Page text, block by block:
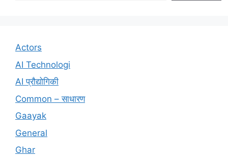
Actors
AI Technologi
AI प्रौद्योगिकी
Common – साधारण
Gaayak
General
Ghar